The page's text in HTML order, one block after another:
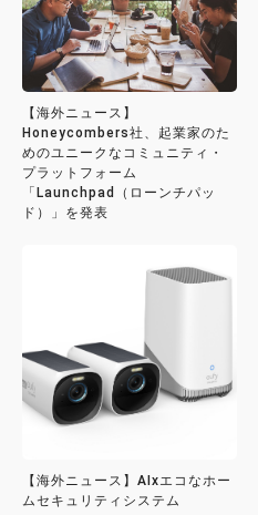
【海外ニュース】
Honeycombers社、起業家のた
めのユニークなコミュニティ・
プラットフォーム
「Launchpad（ローンチパッ
ド）」を発表
【海外ニュース】AIxエコなホー
ムセキュリティシステム